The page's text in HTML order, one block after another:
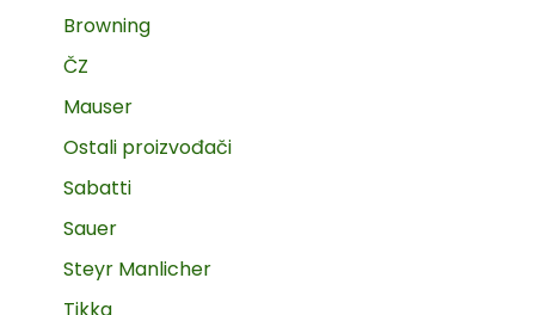
Browning
ČZ
Mauser
Ostali proizvođači
Sabatti
Sauer
Steyr Manlicher
Tikka